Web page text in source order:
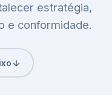
estratégia,
e conformidade.